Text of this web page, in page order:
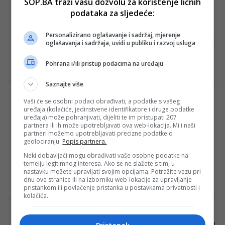
Tomićeva odluka probudila duhove
Večeras su na stadionu Asim Ferhatović
Hase zaostalu utakmicu 18. kola Premijer
lige Bosne i Hercegovine odigrali Sarajevo i
Redakcija Sop·26/03/2025
Vuković je jednom odbio poziv među
Zmajeve, treba li Barbarez pokušati još
jednom?
Fudbaleri Borca sinoć su remizirali protiv
Rapida iz Beča u prvoj utakmici osmine
finala Konferencijske lige (1:1), a spasitelj
prvaka…
Redakcija Sop·07/03/2025
Senzaciju iz Premijer lige BiH želi
podataka za sljedeće:
Personalizirano oglašavanje i sadržaj, mjerenje
oglašavanja i sadržaja, uvidi u publiku i razvoj usluga
Pohrana i/ili pristup podacima na uređaju
Saznajte više
Vaši će se osobni podaci obrađivati, a podatke s vašeg
uređaja (kolačiće, jedinstvene identifikatore i druge podatke
uređaja) može pohranjivati, dijeliti te im pristupati 207
partnera ili ih može upotrebljavati ova web-lokacija. Mi i naši
partneri možemo upotrebljavati precizne podatke o
geolociranju. Popis partnera.
Neki dobavljači mogu obrađivati vaše osobne podatke na
temelju legitimnog interesa. Ako se ne slažete s tim, u
nastavku možete upravljati svojim opcijama. Potražite vezu pri
dnu ove stranice ili na izborniku web-lokacije za upravljanje
pristankom ili povlačenje pristanka u postavkama privatnosti i
kolačića.